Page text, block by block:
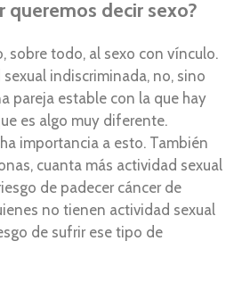
queremos decir sexo?
sobre todo, al sexo con vínculo.
indiscriminada, no, sino
pareja estable con la que hay
es algo muy diferente.
importancia a esto. También
cuanta más actividad sexual
de padecer cáncer de
no tienen actividad sexual
de sufrir ese tipo de